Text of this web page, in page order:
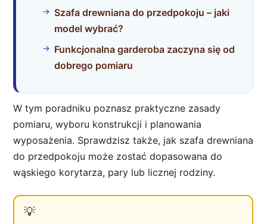
Szafa drewniana do przedpokoju – jaki
model wybrać?
Funkcjonalna garderoba zaczyna się od
dobrego pomiaru
W tym poradniku poznasz praktyczne zasady
pomiaru, wyboru konstrukcji i planowania
wyposażenia. Sprawdzisz także, jak szafa drewniana
do przedpokoju może zostać dopasowana do
wąskiego korytarza, pary lub licznej rodziny.